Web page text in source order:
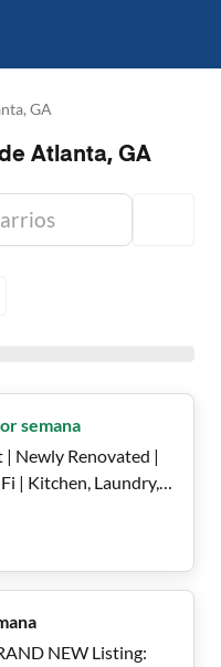
GA
Atlanta, GA
semana
Newly Renovated |
| Kitchen, Laundry,
Room in the
Ready
NEW Listing: